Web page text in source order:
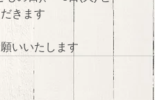
きます
いいたします